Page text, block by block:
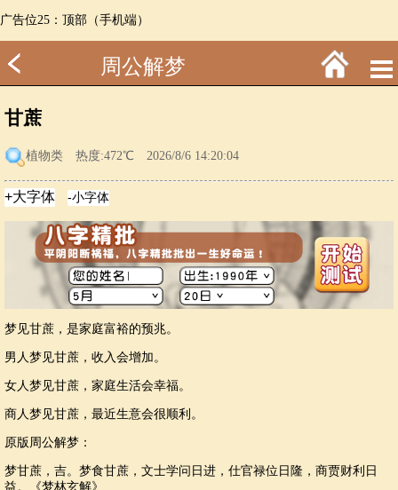
广告位25：顶部（手机端）
周公解梦
甘蔗
植物类 热度:472℃ 2026/8/6 14:20:04
梦见甘蔗，是家庭富裕的预兆。
男人梦见甘蔗，收入会增加。
女人梦见甘蔗，家庭生活会幸福。
商人梦见甘蔗，最近生意会很顺利。
原版周公解梦：
梦甘蔗，吉。梦食甘蔗，文士学问日进，仕官禄位日隆，商贾财利日
益。《梦林玄解》